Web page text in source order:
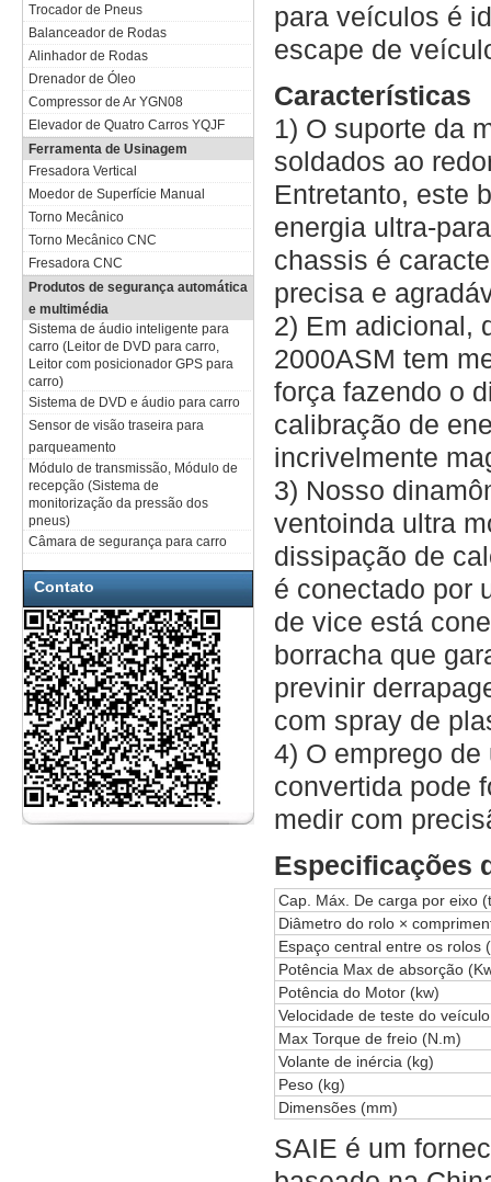
Trocador de Pneus
Balanceador de Rodas
Alinhador de Rodas
Drenador de Óleo
Compressor de Ar YGN08
Elevador de Quatro Carros YQJF
Ferramenta de Usinagem
Fresadora Vertical
Moedor de Superfície Manual
Torno Mecânico
Torno Mecânico CNC
Fresadora CNC
Produtos de segurança automática
e multimédia
Sistema de áudio inteligente para
carro (Leitor de DVD para carro,
Leitor com posicionador GPS para
carro)
Sistema de DVD e áudio para carro
Sensor de visão traseira para
parqueamento
Módulo de transmissão, Módulo de
recepção (Sistema de
monitorização da pressão dos
pneus)
Câmara de segurança para carro
Contato
para veículos é
escape de
Características
1) O suporte da
soldados ao
Entretanto, este
energia ultra-
chassis é
precisa e
2) Em adicional,
2000ASM tem
força fazendo o
calibração de
incrivelmente
3) Nosso
ventoinda ultra
dissipação de
é conectado por
de vice está
borracha que
previnir
com spray de
4) O emprego
convertida pode
medir com
Especificações
Cap. Máx. De carga por eixo
Diâmetro do rolo ×
Espaço central entre os rolos
Potência Max de absorção
Potência do Motor (kw)
Velocidade de teste do
Max Torque de freio (N.m)
Volante de inércia (kg)
Peso (kg)
Dimensões (mm)
SAIE é um